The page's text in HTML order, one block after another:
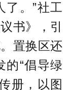
了。”社工
书》，引
置换区还
的“倡导绿
册，以图